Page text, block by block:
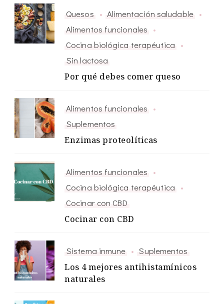
Quesos
Alimentación saludable
Alimentos funcionales
Cocina biológica terapéutica
Sin lactosa
Por qué debes comer queso
Alimentos funcionales
Suplementos
Enzimas proteolíticas
Alimentos funcionales
Cocina biológica terapéutica
Cocinar con CBD
Cocinar con CBD
Sistema inmune
Suplementos
Los 4 mejores antihistamínicos
naturales